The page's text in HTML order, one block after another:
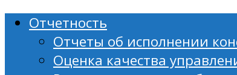
Отчетность
Отчеты об исполнении
Оценка качества